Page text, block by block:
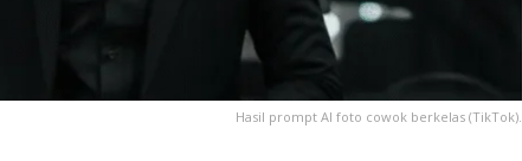
Hasil prompt AI foto cowok berkelas (TikTok).